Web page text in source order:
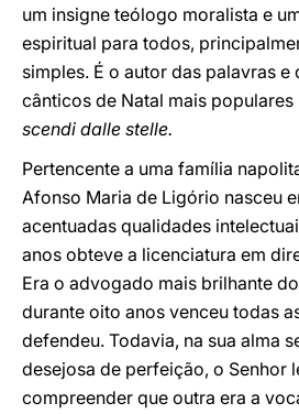
um insigne teólogo moralista e
espiritual para todos,
simples. É o autor das palavras e
cânticos de Natal mais populares
scendi dalle stelle.
Pertencente a uma família
Afonso Maria de Ligório nasceu
acentuadas qualidades
anos obteve a licenciatura em
Era o advogado mais brilhante
durante oito anos venceu todas
defendeu. Todavia, na sua alma
desejosa de perfeição, o Senhor
compreender que outra era a